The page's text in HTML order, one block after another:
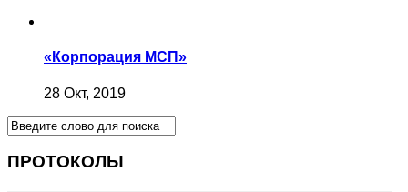
«Корпорация МСП»
28 Окт, 2019
ПРОТОКОЛЫ